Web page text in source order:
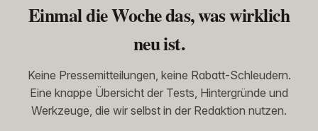
Einmal die Woche das, was wirklich
neu ist.
Keine Pressemitteilungen, keine Rabatt-Schleudern.
Eine knappe Übersicht der Tests, Hintergründe und
Werkzeuge, die wir selbst in der Redaktion nutzen.